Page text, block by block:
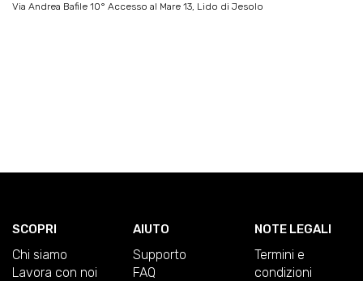
Via Andrea Bafile 10° Accesso al Mare 13, Lido di Jesolo
SCOPRI
Chi siamo
Lavora con noi
AIUTO
Supporto
FAQ
NOTE LEGALI
Termini e
condizioni